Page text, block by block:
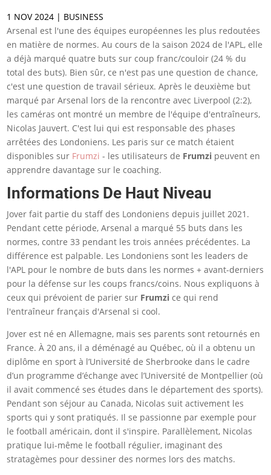
1 NOV 2024 | BUSINESS
Arsenal est l'une des équipes européennes les plus redoutées
en matière de normes. Au cours de la saison 2024 de l'APL, elle
a déjà marqué quatre buts sur coup franc/couloir (24 % du
total des buts). Bien sûr, ce n'est pas une question de chance,
c'est une question de travail sérieux. Après le deuxième but
marqué par Arsenal lors de la rencontre avec Liverpool (2:2),
les caméras ont montré un membre de l'équipe d'entraîneurs,
Nicolas Jauvert. C'est lui qui est responsable des phases
arrêtées des Londoniens. Les paris sur ce match étaient
disponibles sur Frumzi - les utilisateurs de Frumzi peuvent en
apprendre davantage sur le coaching.
Informations De Haut Niveau
Jover fait partie du staff des Londoniens depuis juillet 2021.
Pendant cette période, Arsenal a marqué 55 buts dans les
normes, contre 33 pendant les trois années précédentes. La
différence est palpable. Les Londoniens sont les leaders de
l'APL pour le nombre de buts dans les normes + avant-derniers
pour la défense sur les coups francs/coins. Nous expliquons à
ceux qui prévoient de parier sur Frumzice qui rend
l'entraîneur français d'Arsenal si cool.
Jover est né en Allemagne, mais ses parents sont retournés en
France. À 20 ans, il a déménagé au Québec, où il a obtenu un
diplôme en sport à l’Université de Sherbrooke dans le cadre
d’un programme d’échange avec l’Université de Montpellier (où
il avait commencé ses études dans le département des sports).
Pendant son séjour au Canada, Nicolas suit activement les
sports qui y sont pratiqués. Il se passionne par exemple pour
le football américain, dont il s'inspire. Parallèlement, Nicolas
pratique lui-même le football régulier, imaginant des
stratagèmes pour dessiner des normes lors des matchs.